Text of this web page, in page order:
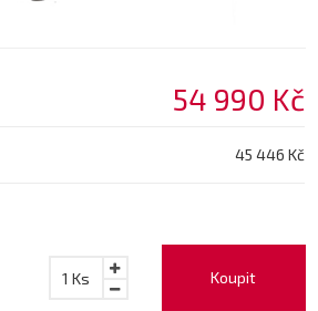
54 990 Kč
45 446 Kč
Koupit
1 Ks